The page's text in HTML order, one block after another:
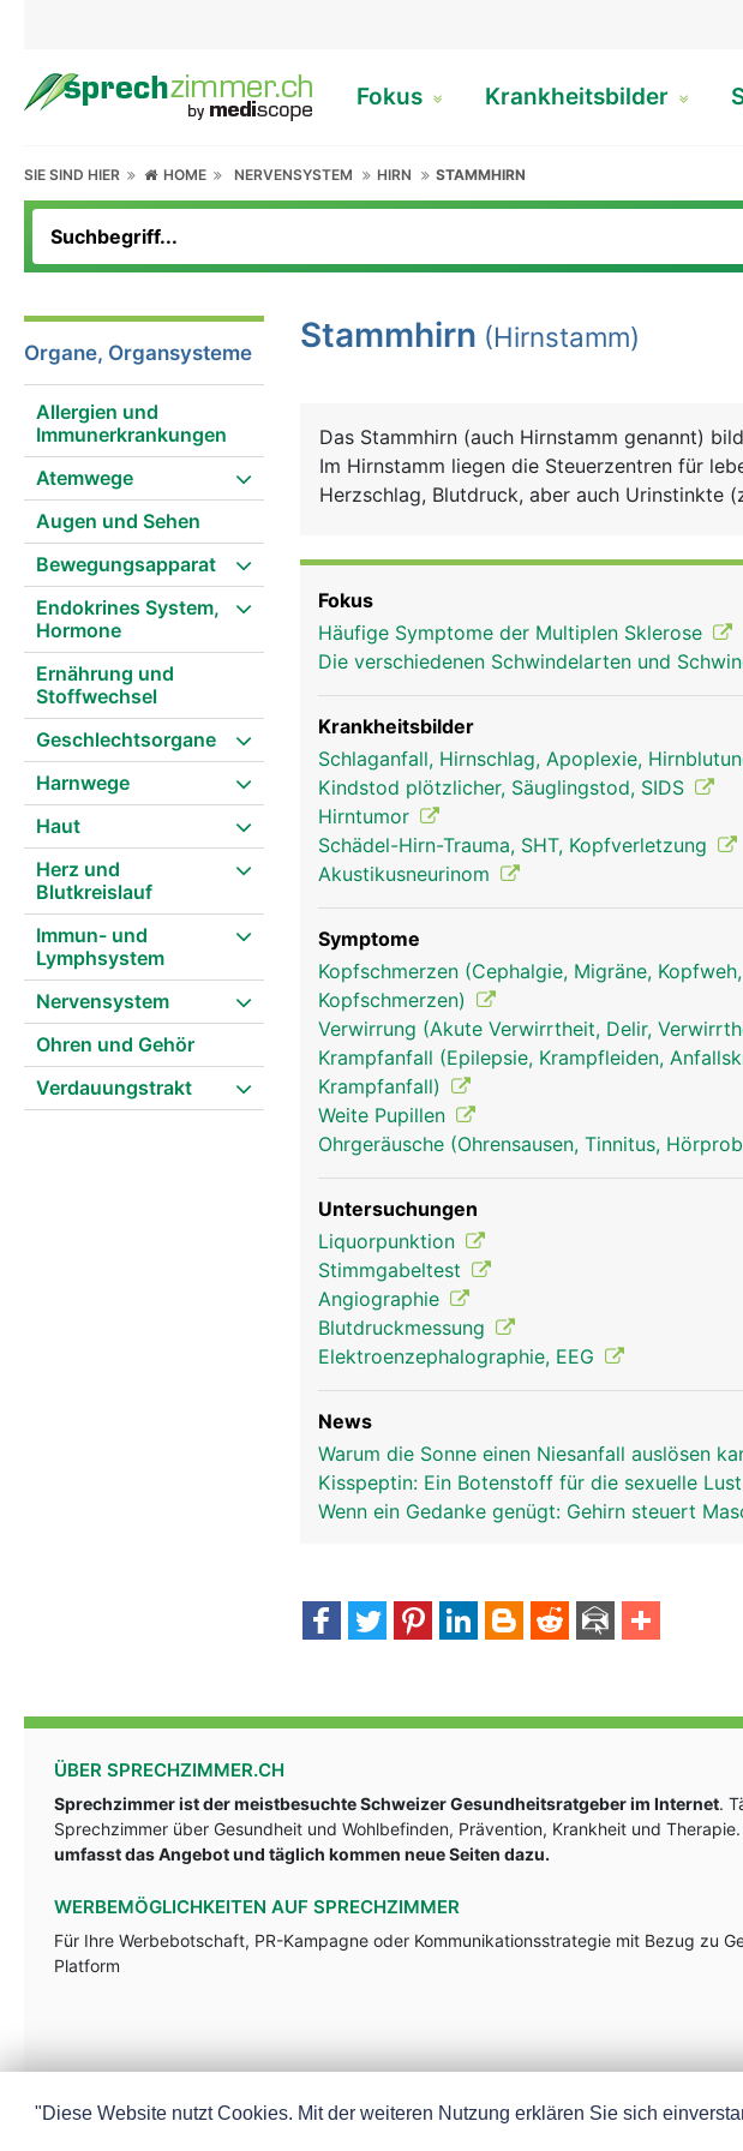
Fokus Krankheitsbilder
SIE SIND HIER HOME NERVENSYSTEM HIRN STAMMHIRN
Organe, Organsysteme
Allergien und
Immunerkrankungen
Atemwege
Augen und Sehen
Bewegungsapparat
Endokrines System,
Hormone
Ernährung und
Stoffwechsel
Geschlechtsorgane
Harnwege
Haut
Herz und
Blutkreislauf
Immun- und
Lymphsystem
Nervensystem
Ohren und Gehör
Verdauungstrakt
Stammhirn (Hirnstamm)
Das Stammhirn (auch Hirnstamm genannt)
Im Hirnstamm liegen die Steuerzentren für
Herzschlag, Blutdruck, aber auch Urinstinkte
Stammhirn Frau
Fokus
Häufige Symptome der Multiplen Sklerose
Die verschiedenen Schwindelarten und
Krankheitsbilder
Schlaganfall, Hirnschlag, Apoplexie,
Kindstod plötzlicher, Säuglingstod, SIDS
Hirntumor
Schädel-Hirn-Trauma, SHT, Kopfverletzung
Akustikusneurinom
Symptome
Kopfschmerzen (Cephalgie, Migräne,
Kopfschmerzen)
Verwirrung (Akute Verwirrtheit, Delir,
Krampfanfall (Epilepsie, Krampfleiden,
Krampfanfall)
Weite Pupillen
Ohrgeräusche (Ohrensausen, Tinnitus,
Untersuchungen
Liquorpunktion
Stimmgabeltest
Angiographie
Blutdruckmessung
Elektroenzephalographie, EEG
News
Warum die Sonne einen Niesanfall auslösen
Kisspeptin: Ein Botenstoff für die sexuelle Lust
Wenn ein Gedanke genügt: Gehirn steuert
ÜBER SPRECHZIMMER.CH
Sprechzimmer ist der meistbesuchte Schweizer Gesundheitsratgeber im Internet.
Sprechzimmer über Gesundheit und Wohlbefinden, Prävention, Krankheit und Therapie.
umfasst das Angebot und täglich kommen neue Seiten dazu.
WERBEMÖGLICHKEITEN AUF SPRECHZIMMER
Für Ihre Werbebotschaft, PR-Kampagne oder Kommunikationsstrategie mit Bezug zu
Platform
"Diese Website nutzt Cookies. Mit der weiteren Nutzung erklären Sie sich